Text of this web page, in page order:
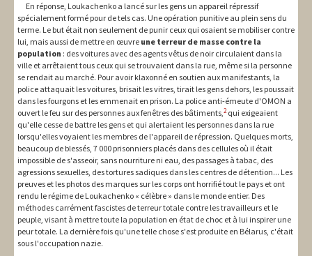
En réponse, Loukachenko a lancé sur les gens un appareil répressif
spécialement formé pour de tels cas. Une opération punitive au plein sens du
terme. Le but était non seulement de punir ceux qui osaient se mobiliser contre
lui, mais aussi de mettre en œuvre une terreur de masse contre la
population : des voitures avec des agents vêtus de noir circulaient dans la
ville et arrêtaient tous ceux qui se trouvaient dans la rue, même si la personne
se rendait au marché. Pour avoir klaxonné en soutien aux manifestants, la
police attaquait les voitures, brisait les vitres, tirait les gens dehors, les poussait
dans les fourgons et les emmenait en prison. La police anti-émeute d'OMON a
ouvert le feu sur des personnes aux fenêtres des bâtiments,2qui exigeaient
qu'elle cesse de battre les gens et qui alertaient les personnes dans la rue
lorsqu'elles voyaient les membres de l'appareil de répression. Quelques morts,
beaucoup de blessés, 7 000 prisonniers placés dans des cellules où il était
impossible de s'asseoir, sans nourriture ni eau, des passages à tabac, des
agressions sexuelles, des tortures sadiques dans les centres de détention... Les
preuves et les photos des marques sur les corps ont horrifié tout le pays et ont
rendu le régime de Loukachenko « célèbre » dans le monde entier. Des
méthodes carrément fascistes de terreur totale contre les travailleurs et le
peuple, visant à mettre toute la population en état de choc et à lui inspirer une
peur totale. La dernière fois qu'une telle chose s'est produite en Bélarus, c'était
sous l'occupation nazie.